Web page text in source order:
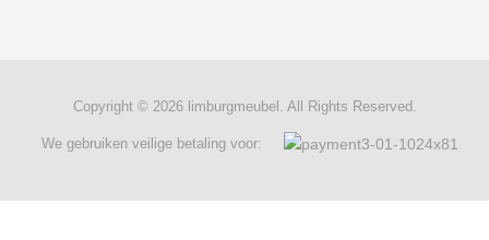
Copyright © 2026 limburgmeubel. All Rights Reserved.
We gebruiken veilige betaling voor: